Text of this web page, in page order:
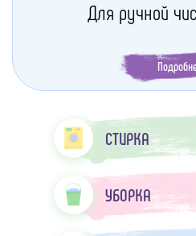
СТИРКА
УБОРКА
Для ручной